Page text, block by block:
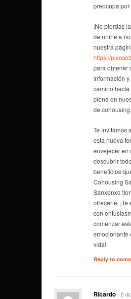
preocupa por
¡No pierdas
de unirte a
nuestra
https://
para obtener
información
camino hacia
plena en
de cohousing.
Te invitamos
esta nueva
envejecer en
descubrir
beneficios
Cohousing
Sanxenxo
ofrecerte.
con
comenzar
emocionante
vida!
Reply to
Ricardo- 5